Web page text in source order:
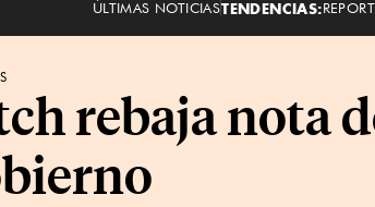
ÚLTIMAS NOTICIASTENDENCIAS:
rebaja nota